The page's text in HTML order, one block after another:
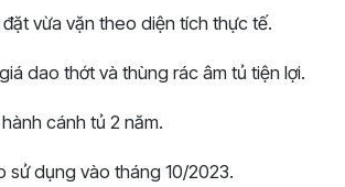
vừa vặn theo diện tích thực tế.
dao thớt và thùng rác âm tủ tiện lợi.
cánh tủ 2 năm.
sử dụng vào tháng 10/2023.